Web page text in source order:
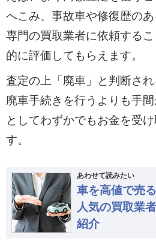
へこみ、事故車や修復歴のあ
専門の買取業者に依頼する
的に評価してもらえます。
査定の上「廃車」と判断さ
廃車手続きを行うよりも手
としてわずかでもお金を受
す。
あわせて読みたい
車を高値で売
人気の買取業
紹介